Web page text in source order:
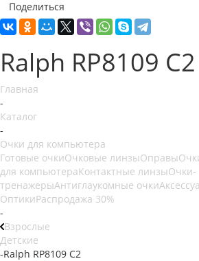
Поделиться
Ralph RP8109 C2
Главная
-
Каталог
-
Очки для компьютера
Готовые очкиОчковые линзыОправы
для компьютераКонтактные линзыОчки-
тренажерыАнтиглаукомные очки
ОптикиРаспродажа 30%
-
Взрослые
Детские
-Ralph RP8109 C2